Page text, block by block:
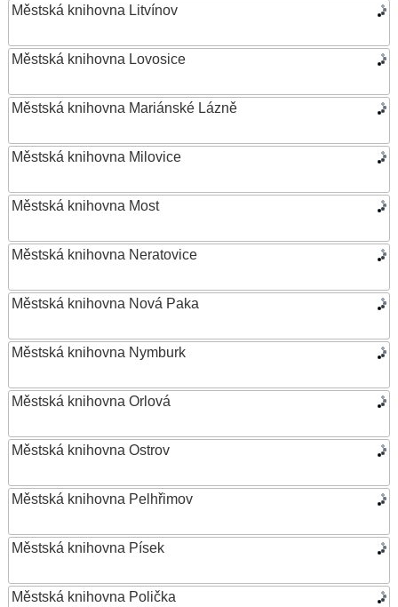
Městská knihovna Litvínov
Městská knihovna Lovosice
Městská knihovna Mariánské Lázně
Městská knihovna Milovice
Městská knihovna Most
Městská knihovna Neratovice
Městská knihovna Nová Paka
Městská knihovna Nymburk
Městská knihovna Orlová
Městská knihovna Ostrov
Městská knihovna Pelhřimov
Městská knihovna Písek
Městská knihovna Polička